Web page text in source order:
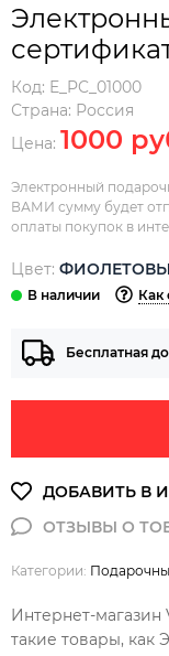
Код: E_PC_01000
Страна: Россия
Цена: 1000
Электронный
ВАМИ сумму будет
оплаты покупок в
Цвет:
Как
Бесплатная
Категории:
Интернет-магазин
такие товары, как